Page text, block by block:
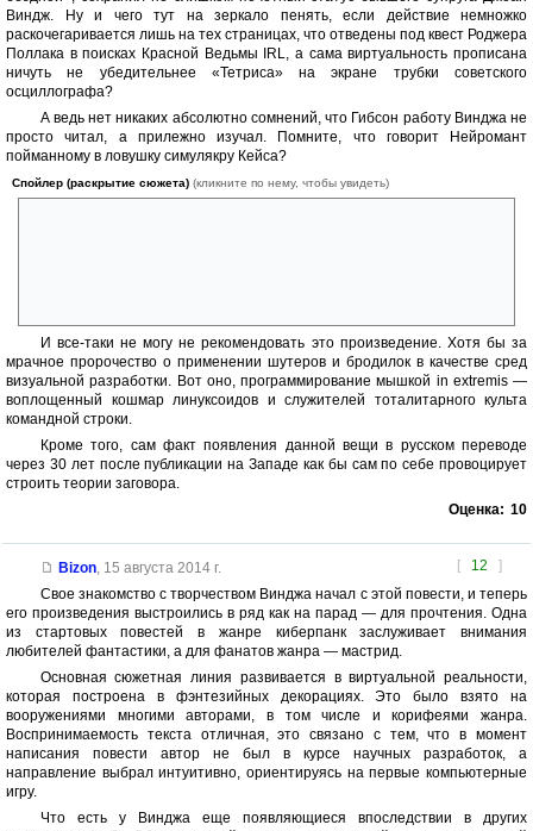
Виндж. Ну и чего тут на зеркало пенять, если действие немножко
раскочегаривается лишь на тех страницах, что отведены под квест Роджера
Поллака в поисках Красной Ведьмы IRL, а сама виртуальность прописана
ничуть не убедительнее «Тетриса» на экране трубки советского
осциллографа?
А ведь нет никаких абсолютно сомнений, что Гибсон работу Винджа не
просто читал, а прилежно изучал. Помните, что говорит Нейромант
пойманному в ловушку симулякру Кейса?
Спойлер (раскрытие сюжета) (кликните по нему, чтобы увидеть)
И все-таки не могу не рекомендовать это произведение. Хотя бы за
мрачное пророчество о применении шутеров и бродилок в качестве сред
визуальной разработки. Вот оно, программирование мышкой in extremis —
воплощенный кошмар линуксоидов и служителей тоталитарного культа
командной строки.
Кроме того, сам факт появления данной вещи в русском переводе
через 30 лет после публикации на Западе как бы сам по себе провоцирует
строить теории заговора.
Оценка: 10
[ 12 ]
Bizon, 15 августа 2014 г.
Свое знакомство с творчеством Винджа начал с этой повести, и теперь
его произведения выстроились в ряд как на парад — для прочтения. Одна
из стартовых повестей в жанре киберпанк заслуживает внимания
любителей фантастики, а для фанатов жанра — мастрид.
Основная сюжетная линия развивается в виртуальной реальности,
которая построена в фэнтезийных декорациях. Это было взято на
вооружениями многими авторами, в том числе и корифеями жанра.
Воспринимаемость текста отличная, это связано с тем, что в момент
написания повести автор не был в курсе научных разработок, а
направление выбрал интуитивно, ориентируясь на первые компьютерные
игру.
Что есть у Винджа еще появляющиеся впоследствии в других